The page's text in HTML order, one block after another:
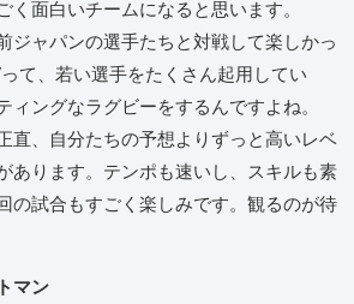
く面白いチームになると思います。
ジャパンの選手たちと対戦して楽しかっ
て、若い選手をたくさん起用してい
ィングなラグビーをするんですよね。
直、自分たちの予想よりずっと高いレベ
あります。テンポも速いし、スキルも素
の試合もすごく楽しみです。観るのが待
マン